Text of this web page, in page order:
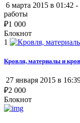
6 марта 2015 в 01:42 -
работы
₽1 000
Блокнот
1
Кровля, материалы и
27 января 2015 в
₽2 000
Блокнот